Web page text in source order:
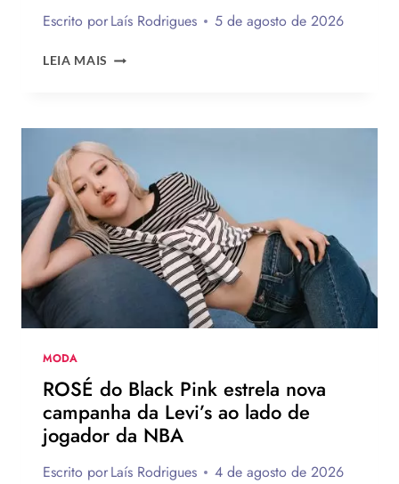
Escrito porLaís Rodrigues 5 de agosto de 2026
LEIA MAIS
DO
VERÃO
EUROPEU
2026
QUE
DEVEM
CHEGAR
AO
MODA
ROSÉ do Black Pink estrela nova
campanha da Levi’s ao lado de
jogador da NBA
Escrito porLaís Rodrigues 4 de agosto de 2026